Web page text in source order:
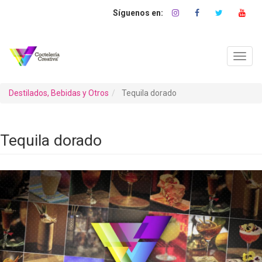
Destilados, Bebidas y Otros Tequila dorado
Tequila dorado